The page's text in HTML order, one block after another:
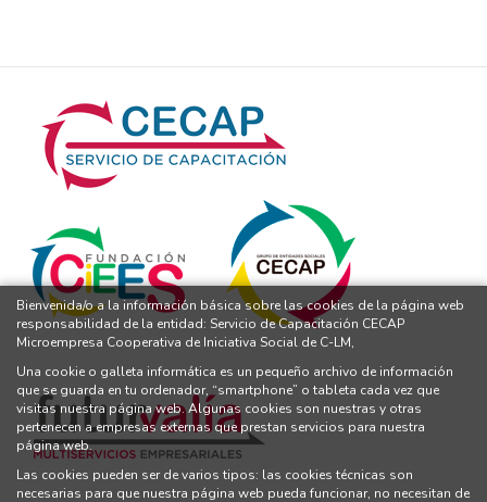
Bienvenida/o a la información básica sobre las cookies de la página web
responsabilidad de la entidad: Servicio de Capacitación CECAP
Microempresa Cooperativa de Iniciativa Social de C-LM,
Una cookie o galleta informática es un pequeño archivo de información
que se guarda en tu ordenador, “smartphone” o tableta cada vez que
visitas nuestra página web. Algunas cookies son nuestras y otras
pertenecen a empresas externas que prestan servicios para nuestra
página web.
Las cookies pueden ser de varios tipos: las cookies técnicas son
necesarias para que nuestra página web pueda funcionar, no necesitan de